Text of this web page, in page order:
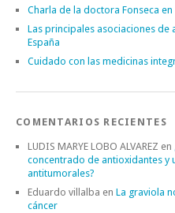
Charla de la doctora Fonseca
Las principales asociaciones
España
Cuidado con las medicinas
COMENTARIOS RECIENTES
LUDIS MARYE LOBO ALVAREZ en
concentrado de antioxidantes
antitumorales?
Eduardo villalba en La graviola
cáncer